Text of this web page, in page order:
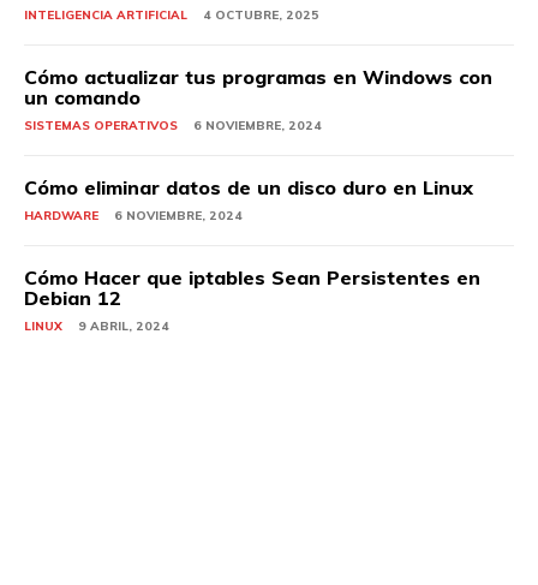
INTELIGENCIA ARTIFICIAL 4 OCTUBRE, 2025
Cómo actualizar tus programas en Windows con
un comando
SISTEMAS OPERATIVOS 6 NOVIEMBRE, 2024
Cómo eliminar datos de un disco duro en Linux
HARDWARE 6 NOVIEMBRE, 2024
Cómo Hacer que iptables Sean Persistentes en
Debian 12
LINUX 9 ABRIL, 2024